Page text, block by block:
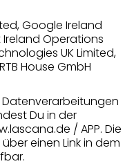
Google Ireland
Ireland Operations
UK Limited,
House GmbH
Du in der
/ APP. Die
einen Link in dem